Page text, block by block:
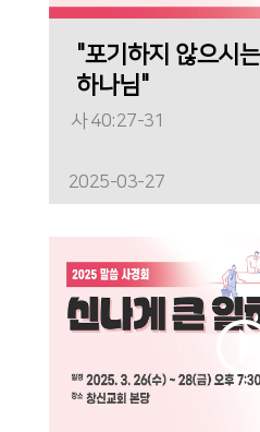
"포기하지 않으시는
하나님"
사 40:27-31
2025-03-27